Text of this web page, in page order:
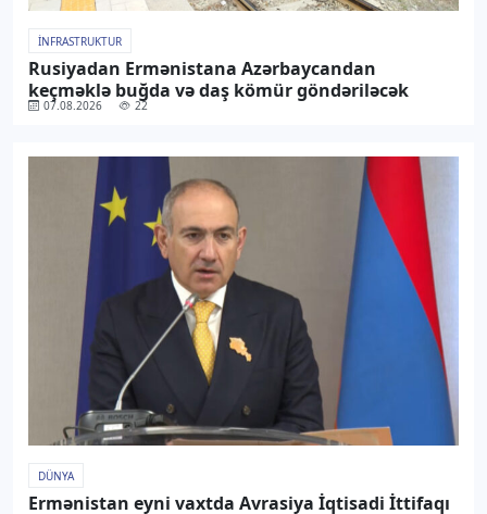
İNFRASTRUKTUR
Rusiyadan Ermənistana Azərbaycandan
keçməklə buğda və daş kömür göndəriləcək
07.08.2026 22
DÜNYA
Ermənistan eyni vaxtda Avrasiya İqtisadi İttifaqı